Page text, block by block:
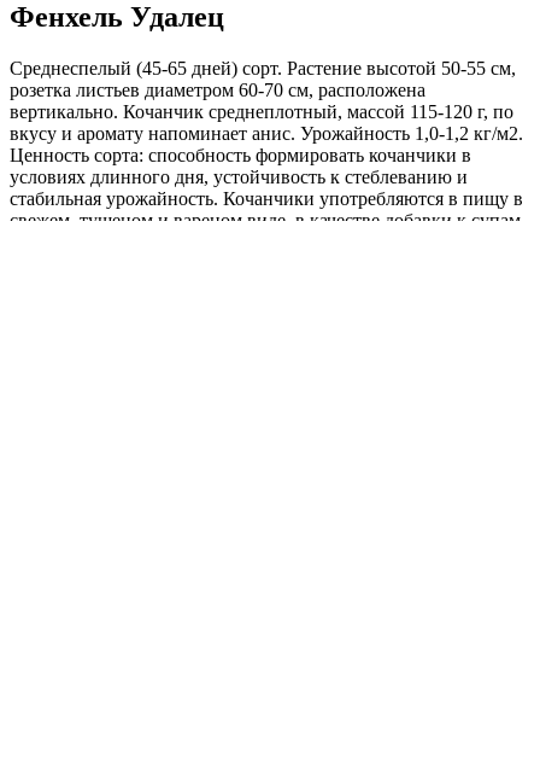
Фенхель Удалец
Среднеспелый (45-65 дней) сорт. Растение высотой 50-55 см,
розетка листьев диаметром 60-70 см, расположена
вертикально. Кочанчик среднеплотный, массой 115-120 г, по
вкусу и аромату напоминает анис. Урожайность 1,0-1,2 кг/м2.
Ценность сорта: способность формировать кочанчики в
условиях длинного дня, устойчивость к стеблеванию и
стабильная урожайность. Кочанчики употребляются в пищу в
свежем, тушеном и вареном виде, в качестве добавки к супам,